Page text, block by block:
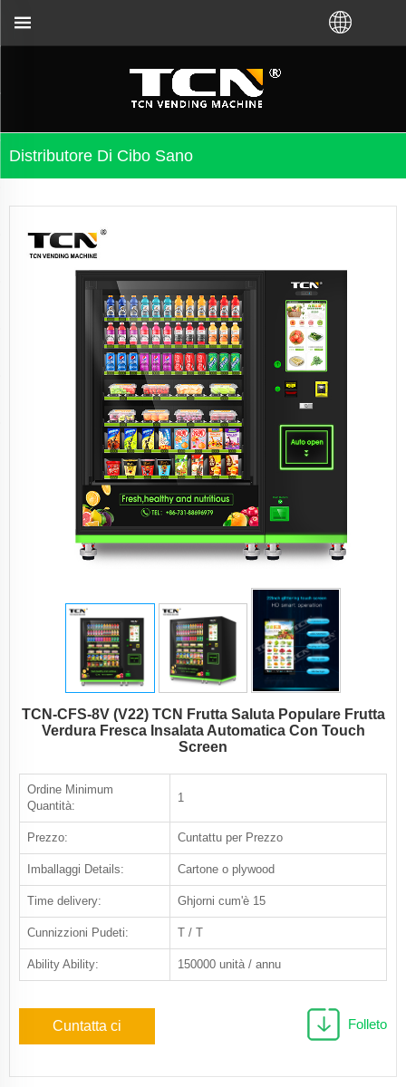
Distributore Di Cibo Sano
TCN-CFS-8V (V22) TCN Frutta Saluta Populare Frutta
Verdura Fresca Insalata Automatica Con Touch
Screen
Ordine Minimum
Quantità:
1
Prezzo: Cuntattu per Prezzo
Imballaggi Details: Cartone o plywood
Time delivery: Ghjorni cum'è 15
Cunnizzioni Pudeti: T / T
Ability Ability: 150000 unità / annu
Cuntatta ci Folleto
di i vending machine è a risoluzione di i